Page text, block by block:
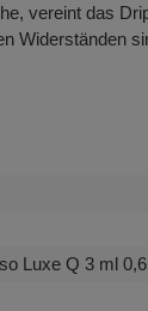
vereint das
Widerständen
Luxe Q 3 ml